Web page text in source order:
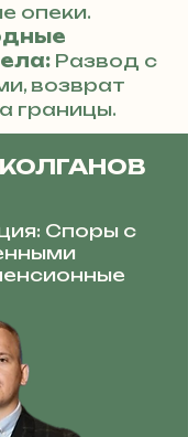
опеки.
Развод с
возврат
границы.
Споры с